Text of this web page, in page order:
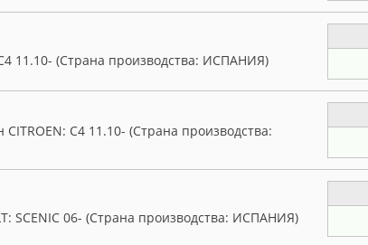
11.10- (Страна производства: ИСПАНИЯ)
C4 11.10- (Страна производства:
SCENIC 06- (Страна производства: ИСПАНИЯ)